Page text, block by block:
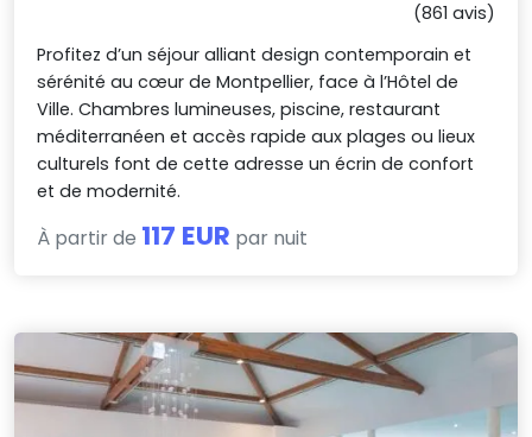
(861 avis)
Profitez d’un séjour alliant design contemporain et
sérénité au cœur de Montpellier, face à l’Hôtel de
Ville. Chambres lumineuses, piscine, restaurant
méditerranéen et accès rapide aux plages ou lieux
culturels font de cette adresse un écrin de confort
et de modernité.
À partir de 117 EUR par nuit